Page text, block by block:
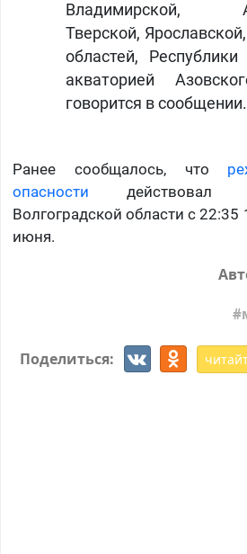
Владимирской,
Тверской,
областей,
акваторией
говорится в сообщении.
Ранее сообщалось, что
опасности действовал
Волгоградской области с
июня.
Поделиться: